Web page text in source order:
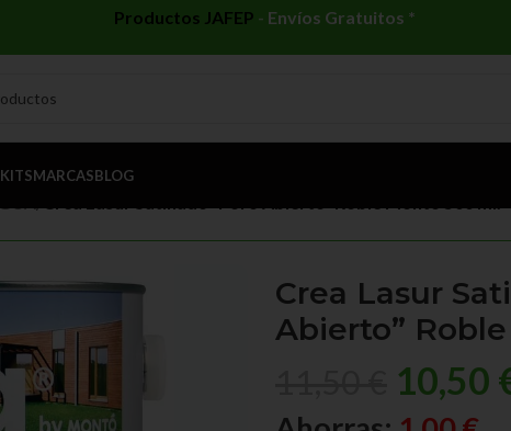
Productos JAFEP - Envíos Gratuitos *
KITSMARCASBLOG
Crea Lasur
Abierto”
10,50